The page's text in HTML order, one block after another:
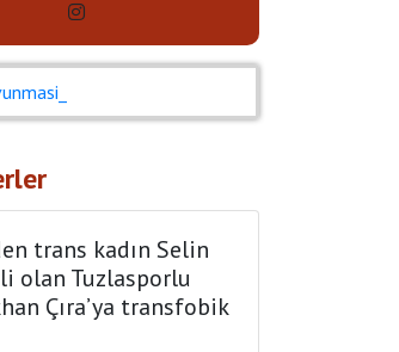
trans kadın Selin
olan Tuzlasporlu
Çıra’ya transfobik